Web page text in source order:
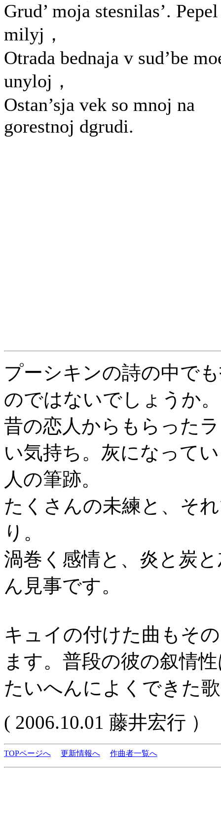
Grud’ moja stesnilas’. Pepel
milyj，
Otrada bednaja v sud’be
unyloj，
Ostan’sja vek so mnoj na
gorestnoj dgrudi.
プーシキンの詩の中で
のではないでしょうか。
昔の恋人からもらった
い気持ち。灰になって
人の筆跡。
たくさんの未練と、そ
り。
渦巻く感情と、炎と炭
ん見事です。
キュイの付けた曲もそ
ます。普段の彼の叙情
たいへんによくできた
( 2006.10.01 藤井宏行 ）
TOPページへ 更新情報へ 作曲者一覧へ